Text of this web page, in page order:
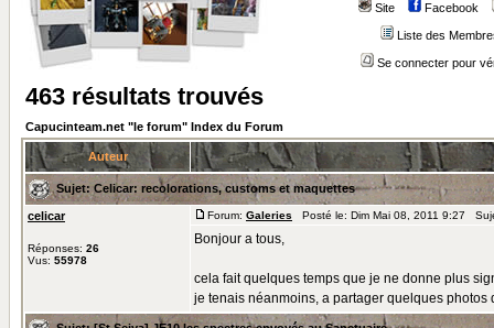
Site Facebook
Liste des
Se connecter pour
463 résultats trouvés
Capucinteam.net "le forum" Index du Forum
Auteur
Sujet: Celicar: recolorations, customs et maquettes
celicar
Réponses: 26
Vus: 55978
Forum: Galeries Posté le: Dim Mai 08, 2011 9:27
Bonjour a tous,
cela fait quelques temps que je ne donne plus
je tenais néanmoins, a partager quelques photos